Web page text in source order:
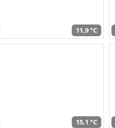
11,9 °C
15,1 °C